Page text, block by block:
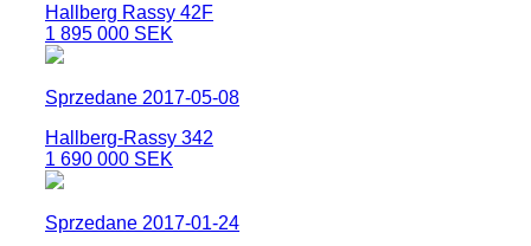
Hallberg Rassy 42F
1 895 000 SEK
Sprzedane 2017-05-08
Hallberg-Rassy 342
1 690 000 SEK
Sprzedane 2017-01-24